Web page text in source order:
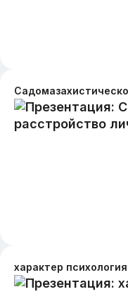
характер психология